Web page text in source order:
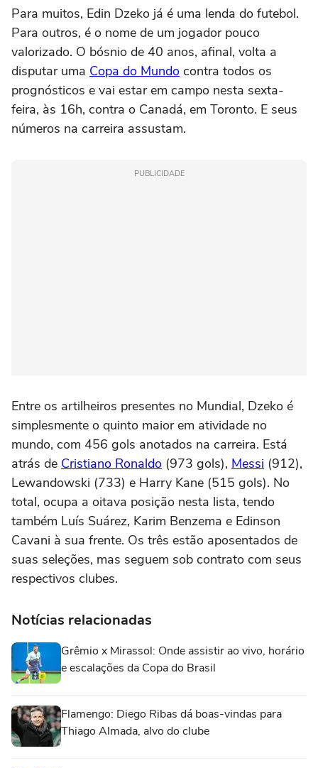
Para muitos, Edin Dzeko já é uma lenda do futebol.
Para outros, é o nome de um jogador pouco
valorizado. O bósnio de 40 anos, afinal, volta a
disputar uma Copa do Mundo contra todos os
prognósticos e vai estar em campo nesta sexta-
feira, às 16h, contra o Canadá, em Toronto. E seus
números na carreira assustam.
PUBLICIDADE
Entre os artilheiros presentes no Mundial, Dzeko é
simplesmente o quinto maior em atividade no
mundo, com 456 gols anotados na carreira. Está
atrás de Cristiano Ronaldo (973 gols), Messi (912),
Lewandowski (733) e Harry Kane (515 gols). No
total, ocupa a oitava posição nesta lista, tendo
também Luís Suárez, Karim Benzema e Edinson
Cavani à sua frente. Os três estão aposentados de
suas seleções, mas seguem sob contrato com seus
respectivos clubes.
Notícias relacionadas
Grêmio x Mirassol: Onde assistir ao vivo, horário
e escalações da Copa do Brasil
Flamengo: Diego Ribas dá boas-vindas para
Thiago Almada, alvo do clube